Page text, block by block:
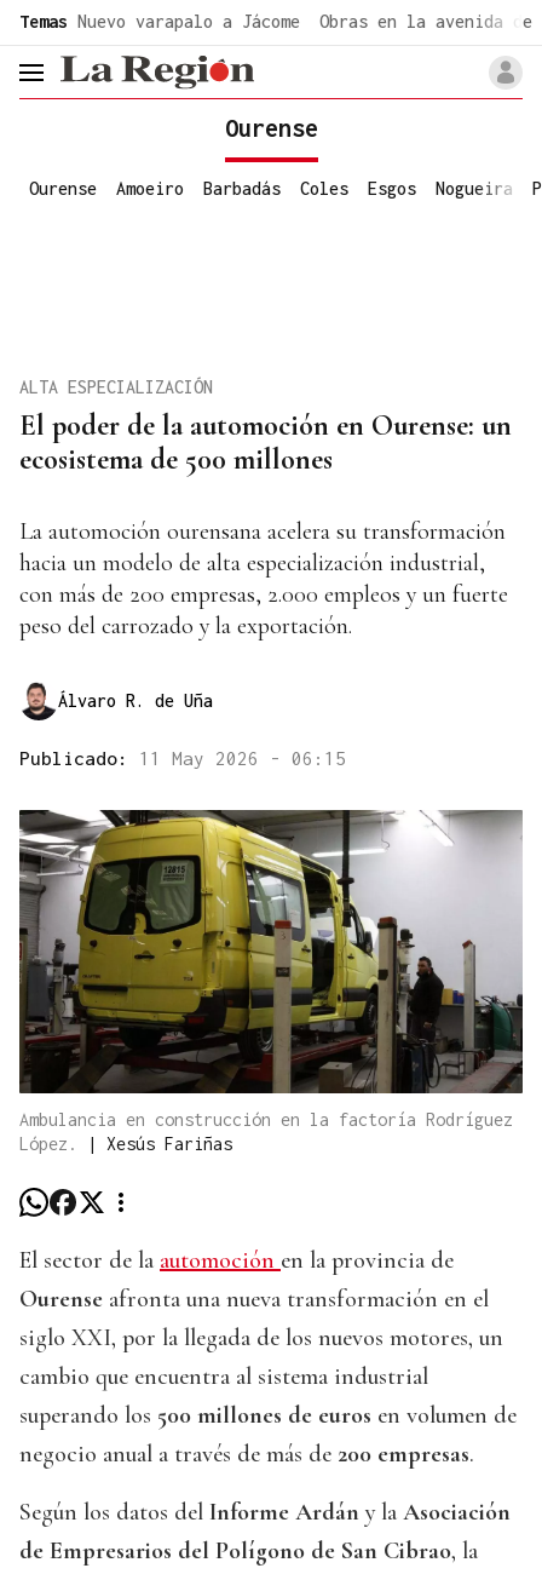
Temas Nuevo varapalo a Jácome Obras en la avenida de
header.menu.open
Ourense
Ourense Amoeiro Barbadás Coles Esgos Nogueira
El poder de la automoción en Ourense: un
ecosistema de 500 millones
ALTA ESPECIALIZACIÓN
La automoción ourensana acelera su transformación
hacia un modelo de alta especialización industrial,
con más de 200 empresas, 2.000 empleos y un fuerte
peso del carrozado y la exportación.
Álvaro R. de Uña
Publicado: 11 May 2026 - 06:15
Ambulancia en construcción en la factoría Rodríguez
López.
| Xesús Fariñas
El sector de la automoción en la provincia de
Ourense afronta una nueva transformación en el
siglo XXI, por la llegada de los nuevos motores, un
cambio que encuentra al sistema industrial
superando los 500 millones de euros en volumen de
negocio anual a través de más de 200 empresas.
Según los datos del Informe Ardán y la Asociación
de Empresarios del Polígono de San Cibrao, la